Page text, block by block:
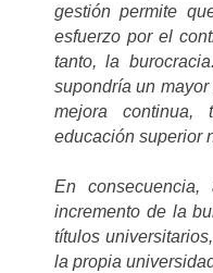
gestión permite
esfuerzo por el
tanto, la
supondría un
mejora
educación superior
En
incremento de la
títulos
la propia